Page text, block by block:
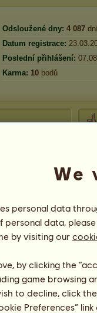
Odsloužené dny: 4 087 dní
Datum registrace:
Poslední přihlášení:
Karma: 10 bodů
We
personal data
personal data,
by visiting our
by clicking the
game browsing
to decline, click
Preferences”